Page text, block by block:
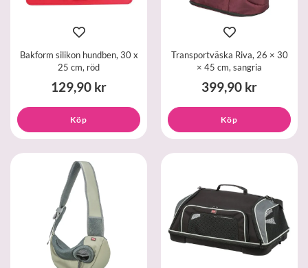
Bakform silikon hundben, 30 x
25 cm, röd
129,90 kr
Köp
Transportväska Riva, 26 × 30
× 45 cm, sangria
399,90 kr
Köp